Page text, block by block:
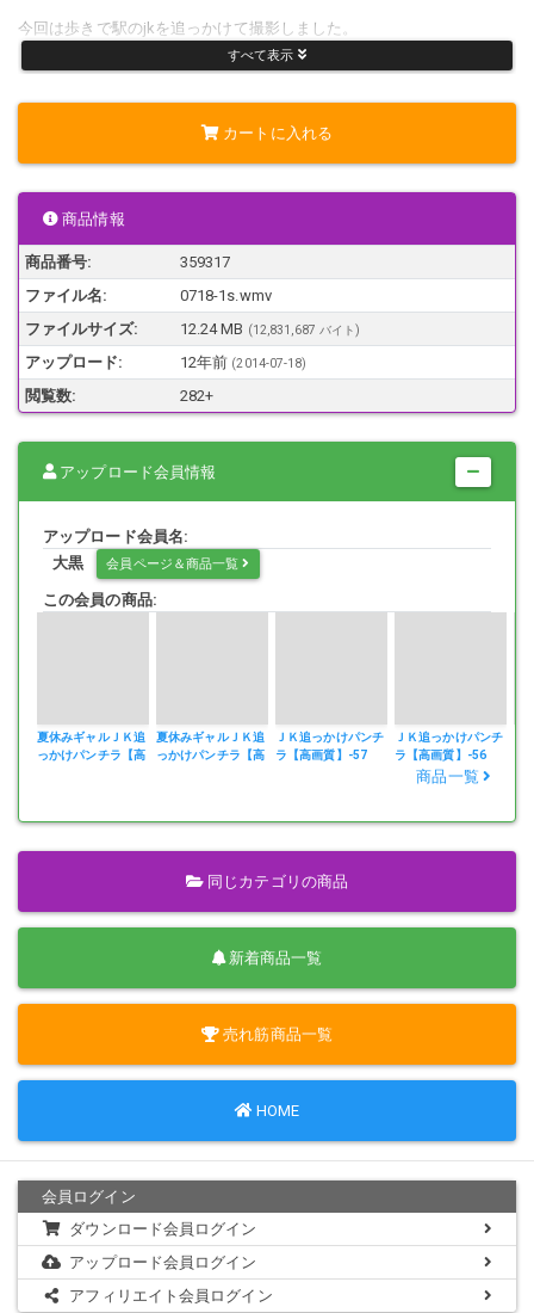
今回は歩きで駅のjkを追っかけて撮影しました。
両方のパンチラゲットしました。
２組目の友達jkはパンティーがエロい勝負氏しに行くのかな？
楽しめる１本です。
すべて表示
カートに入れる
商品情報
商品番号:
359317
ファイル名:
0718-1s.wmv
ファイルサイズ:
12.24 MB (12,831,687 バイト)
アップロード: 12年前 (2014-07-18)
閲覧数: 282+
アップロード会員情報
アップロード会員名:
大黒
会員ページ＆商品一覧
この会員の商品:
夏休みギャルＪＫ追
っかけパンチラ【高
夏休みギャルＪＫ追
っかけパンチラ【高
ＪＫ追っかけパンチ
ラ【高画質】-57
ＪＫ追っかけパンチ
ラ【高画質】-56
商品一覧
同じカテゴリの商品
新着商品一覧
売れ筋商品一覧
HOME
会員ログイン
ダウンロード会員ログイン
アップロード会員ログイン
アフィリエイト会員ログイン